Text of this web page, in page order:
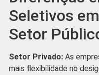
Seletivos
Setor
Setor Privado: As
mais flexibilidade no